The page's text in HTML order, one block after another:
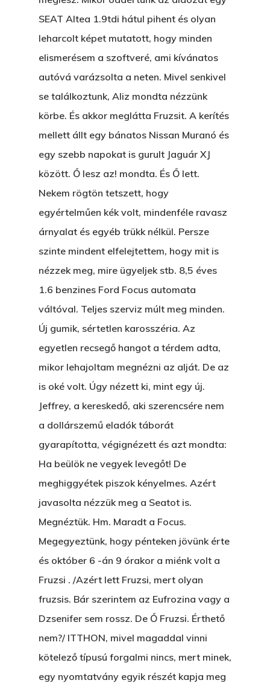
SEAT Altea 1.9tdi hátul pihent és olyan
leharcolt képet mutatott, hogy minden
elismerésem a szoftveré, ami kívánatos
autóvá varázsolta a neten. Mivel senkivel
se találkoztunk, Aliz mondta nézzünk
körbe. És akkor meglátta Fruzsit. A kerítés
mellett állt egy bánatos Nissan Muranó és
egy szebb napokat is gurult Jaguár XJ
között. Ő lesz az! mondta. És Ő lett.
Nekem rögtön tetszett, hogy
egyértelműen kék volt, mindenféle ravasz
árnyalat és egyéb trükk nélkül. Persze
szinte mindent elfelejtettem, hogy mit is
nézzek meg, mire ügyeljek stb. 8,5 éves
1.6 benzines Ford Focus automata
váltóval. Teljes szerviz múlt meg minden.
Új gumik, sértetlen karosszéria. Az
egyetlen recsegő hangot a térdem adta,
mikor lehajoltam megnézni az alját. De az
is oké volt. Úgy nézett ki, mint egy új.
Jeffrey, a kereskedő, aki szerencsére nem
a dollárszemű eladók táborát
gyarapította, végignézett és azt mondta:
Ha beülök ne vegyek levegőt! De
meghiggyétek piszok kényelmes. Azért
javasolta nézzük meg a Seatot is.
Megnéztük. Hm. Maradt a Focus.
Megegyeztünk, hogy pénteken jövünk érte
és október 6 -án 9 órakor a miénk volt a
Fruzsi . /Azért lett Fruzsi, mert olyan
fruzsis. Bár szerintem az Eufrozina vagy a
Dzsenifer sem rossz. De Ő Fruzsi. Érthető
nem?/ ITTHON, mivel magaddal vinni
kötelező típusú forgalmi nincs, mert minek,
egy nyomtatvány egyik részét kapja meg
Történetek
A PESTIA
Akkor És Ott
Nem Szégyen Az
KI-BEJÁRAT
És Akkor A Balta
Pofád, Az Van!
Ment A Hűtlen
FELICITÁ
Betli
Egy Világbajnokságot,
VOLT EGYSZER EGY
A Kaszinó
AZ IGAZI AJÁNDÉK
Egy Hitelt, Ödön?
ELMENT A VILLAMOS
EGY BANKOT, ÖDÖN?
GYERE VELEM
KÖNYVESBOLTBA,
A „BECSÜLETES”
Hogyan Tudta Feladni
Kartalherczeghy
Bakker Gyuri
Hírek
Wow Look At This!
This is an optional,
customizable off canvas
The Castle
Unit 345
2500 Castle Dr
Manhattan, NY